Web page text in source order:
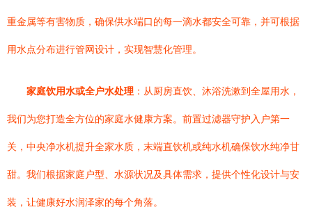
重金属等有害物质，确保供水端口的每一滴水都安全可靠，并可根据
用水点分布进行管网设计，实现智慧化管理。
家庭饮用水或全户水处理 ：从厨房直饮、沐浴洗漱到全屋用水，
我们为您打造全方位的家庭水健康方案。前置过滤器守护入户第一
关，中央净水机提升全家水质，末端直饮机或纯水机确保饮水纯净甘
甜。我们根据家庭户型、水源状况及具体需求，提供个性化设计与安
装，让健康好水润泽家的每个角落。